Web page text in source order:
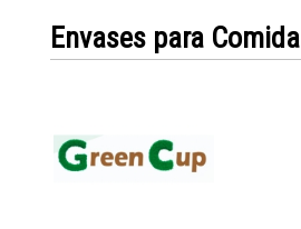
Envases para Comida